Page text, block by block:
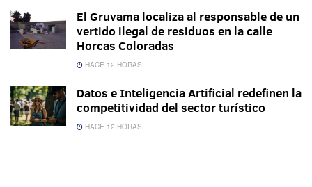
El Gruvama localiza al responsable de un
vertido ilegal de residuos en la calle
Horcas Coloradas
HACE 12 HORAS
Datos e Inteligencia Artificial redefinen la
competitividad del sector turístico
HACE 12 HORAS